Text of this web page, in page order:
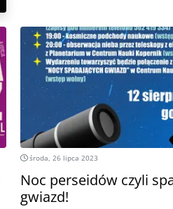
środa, 26 lipca 2023
Noc perseidów czyli
gwiazd!